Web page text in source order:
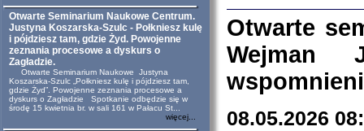
Otwarte Seminarium Naukowe Centrum.
Justyna Koszarska-Szulc - Połkniesz kulę
i pójdziesz tam, gdzie Żyd. Powojenne
zeznania procesowe a dyskurs o
Zagładzie.
Otwarte Seminarium Naukowe Justyna
Koszarska-Szulc „Połkniesz kulę i pójdziesz tam,
gdzie Żyd”. Powojenne zeznania procesowe a
dyskurs o Zagładzie Spotkanie odbędzie się w
środę 15 kwietnia br. w sali 161 w Pałacu St...
więcej...
Otwarte
Wejman
08.05.2026